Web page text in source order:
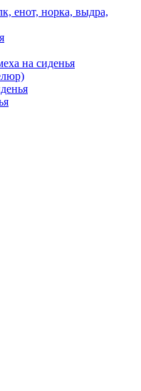
енот, норка, выдра,
на сиденья